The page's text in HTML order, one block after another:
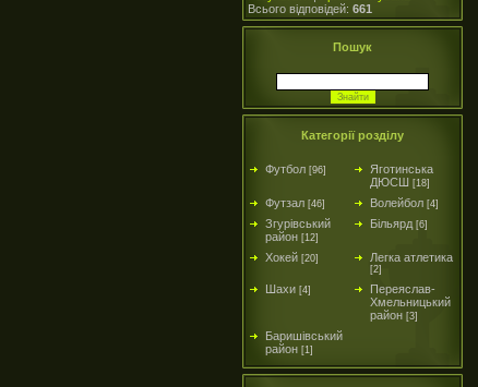
Всього відповідей: 661
Пошук
Категорії розділу
Футбол [96]
Яготинська
ДЮСШ [18]
Футзал [46] Волейбол [4]
Згурівський
район [12]
Більярд [6]
Хокей [20] Легка атлетика
[2]
Шахи [4]
Переяслав-
Хмельницький
район [3]
Баришівський
район [1]